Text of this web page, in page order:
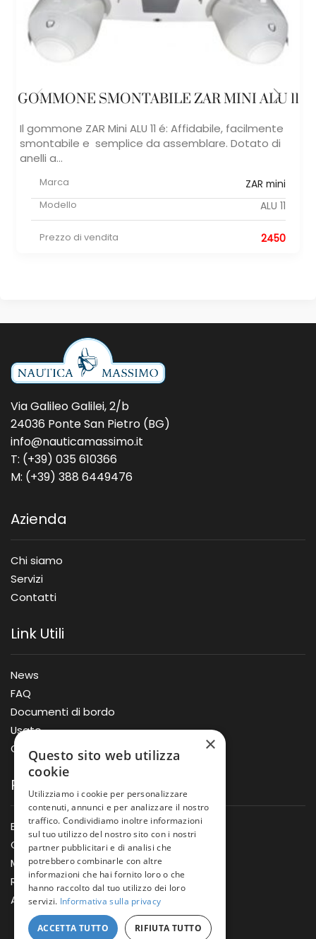
GOMMONE SMONTABILE ZAR MINI ALU 11
Il gommone ZAR Mini ALU 11 é: Affidabile, facilmente
smontabile e semplice da assemblare. Dotato di
anelli a...
Marca ZAR mini
Modello ALU 11
Prezzo di vendita 2450
Via Galileo Galilei, 2/b
24036 Ponte San Pietro (BG)
info@nauticamassimo.it
T: (+39) 035 610366
M: (+39) 388 6449476
Azienda
Chi siamo
Servizi
Contatti
Link Utili
News
FAQ
Documenti di bordo
Usato
Offerte
Prodotti
Barche
Gommoni
Motori
Rimorchi
Accessori
×
Questo sito web utilizza
cookie
Utilizziamo i cookie per personalizzare
contenuti, annunci e per analizzare il nostro
traffico. Condividiamo inoltre informazioni
sul tuo utilizzo del nostro sito con i nostri
partner pubblicitari e di analisi che
potrebbero combinarle con altre
informazioni che hai fornito loro o che
hanno raccolto dal tuo utilizzo dei loro
servizi. Informativa sulla privacy
ACCETTA TUTTO RIFIUTA TUTTO